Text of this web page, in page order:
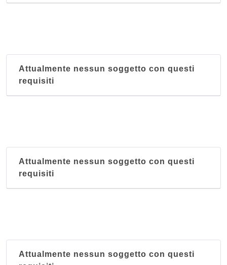
Attualmente nessun soggetto con questi
requisiti
Attualmente nessun soggetto con questi
requisiti
Attualmente nessun soggetto con questi